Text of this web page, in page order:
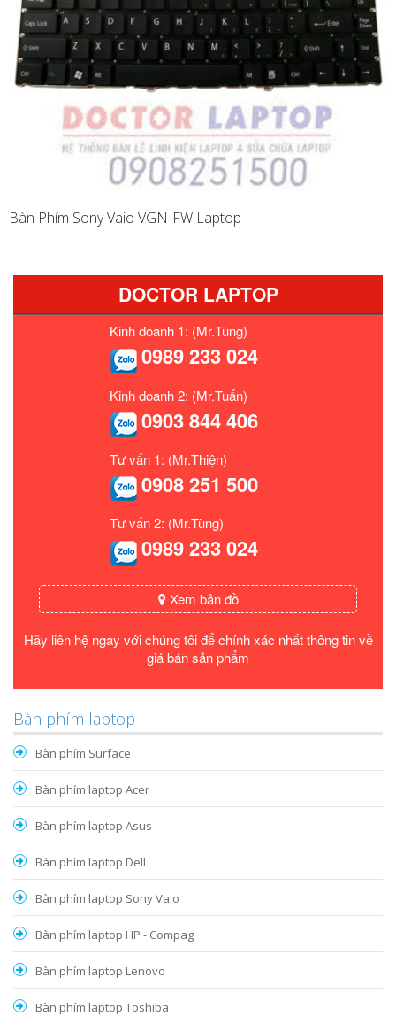
Bàn Phím Sony Vaio VGN-FW Laptop
DOCTOR LAPTOP
Kinh doanh 1: (Mr.Tùng)
0989 233 024
Kinh doanh 2: (Mr.Tuấn)
0903 844 406
Tư vấn 1: (Mr.Thiện)
0908 251 500
Tư vấn 2: (Mr.Tùng)
0989 233 024
Xem bản đồ
Hãy liên hệ ngay với chúng tôi để chính xác nhất thông tin về
giá bán sản phẩm
Bàn phím laptop
Bàn phím Surface
Bàn phím laptop Acer
Bàn phím laptop Asus
Bàn phím laptop Dell
Bàn phím laptop Sony Vaio
Bàn phím laptop HP - Compag
Bàn phím laptop Lenovo
Bàn phím laptop Toshiba